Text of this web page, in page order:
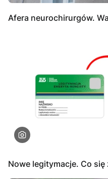
Afera neurochirurgów.
Nowe legitymacje. Co się